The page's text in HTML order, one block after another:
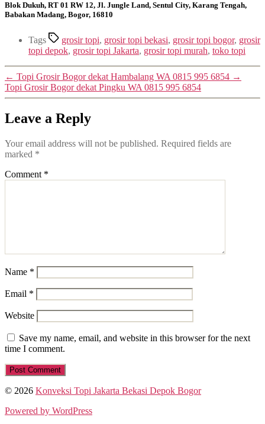
Blok Dukuh, RT 01 RW 12, Jl. Jungle Land, Sentul City, Karang Tengah,
Babakan Madang, Bogor, 16810
Tags grosir topi, grosir topi bekasi, grosir topi bogor, grosir
topi depok, grosir topi Jakarta, grosir topi murah, toko topi
← Topi Grosir Bogor dekat Hambalang WA 0815 995 6854 →
Topi Grosir Bogor dekat Pingku WA 0815 995 6854
Leave a Reply
Your email address will not be published. Required fields are
marked *
Comment *
Name *
Email *
Website
Save my name, email, and website in this browser for the next
time I comment.
© 2026 Konveksi Topi Jakarta Bekasi Depok Bogor
Powered by WordPress